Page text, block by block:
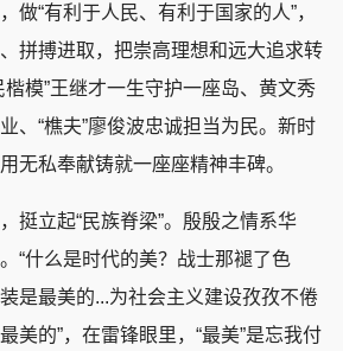
做“有利于人民、有利于国家的人”，
拼搏进取，把崇高理想和远大追求转
楷模”王继才一生守护一座岛、黄文秀
、“樵夫”廖俊波忠诚担当为民。新时
无私奉献铸就一座座精神丰碑。
立起“民族脊梁”。殷殷之情系华
“什么是时代的美？战士那褪了色
是最美的...为社会主义建设孜孜不倦
美的”，在雷锋眼里，“最美”是忘我付